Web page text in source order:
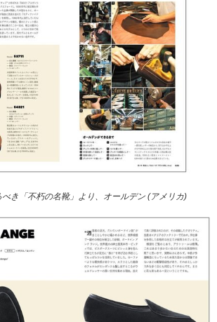
き「不朽の名靴」より、オールデン (アメリカ)